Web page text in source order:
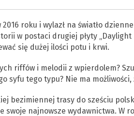
2016 roku i wylazł na światło
w postaci drugiej płyty
się dużej ilości potu i krwi.
riffów i melodii z wpierdolem?
syfu tego typu? Nie ma możliwości,
bezimiennej trasy do sześciu
swoje najnowsze wydawnictwa. W